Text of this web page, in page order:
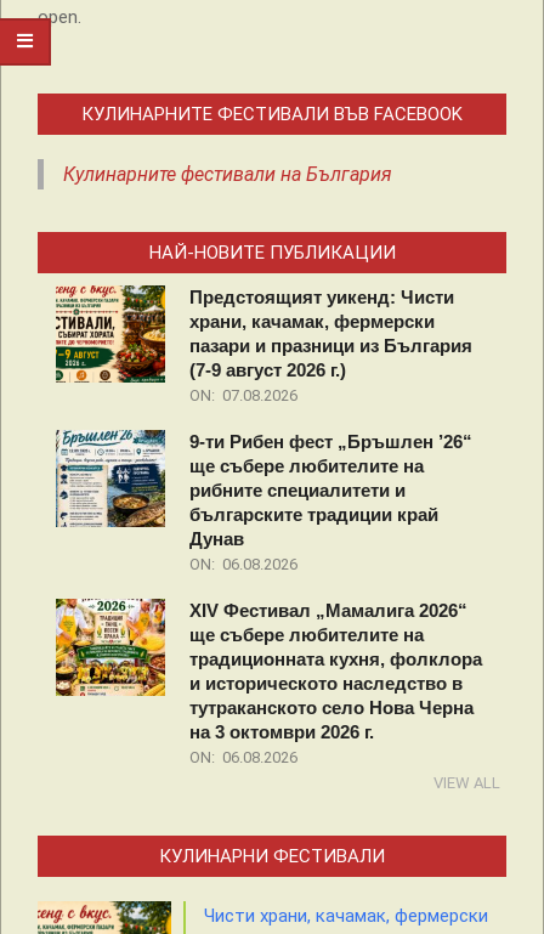
open.
КУЛИНАРНИТЕ ФЕСТИВАЛИ ВЪВ FACEBOOK
Кулинарните фестивали на България
НАЙ-НОВИТЕ ПУБЛИКАЦИИ
Предстоящият уикенд: Чисти
храни, качамак, фермерски
пазари и празници из България
(7-9 август 2026 г.)
ON: 07.08.2026
9-ти Рибен фест „Бръшлен ’26“
ще събере любителите на
рибните специалитети и
българските традиции край
Дунав
ON: 06.08.2026
XIV Фестивал „Мамалига 2026“
ще събере любителите на
традиционната кухня, фолклора
и историческото наследство в
тутраканското село Нова Черна
на 3 октомври 2026 г.
ON: 06.08.2026
VIEW ALL
КУЛИНАРНИ ФЕСТИВАЛИ
Чисти храни, качамак, фермерски